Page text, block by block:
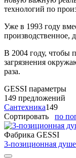
технологий по
Уже в 1993 году
производственное,
В 2004 году, чтобы
загрязнения
раза.
GESSI параметры
149 предложений
Сантехника149
Сортировать
по
Фабрика GESSI
3-позиционная